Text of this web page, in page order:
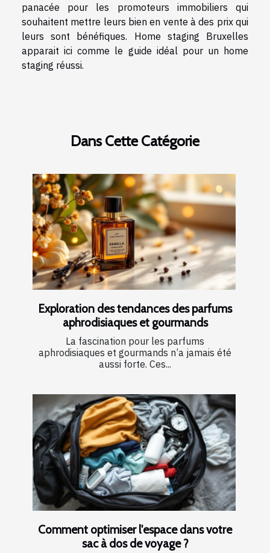
panacée pour les promoteurs immobiliers qui
souhaitent mettre leurs bien en vente à des prix qui
leurs sont bénéfiques. Home staging Bruxelles
apparait ici comme le guide idéal pour un home
staging réussi.
Dans Cette Catégorie
Exploration des tendances des parfums
aphrodisiaques et gourmands
La fascination pour les parfums
aphrodisiaques et gourmands n’a jamais été
aussi forte. Ces...
Comment optimiser l'espace dans votre
sac à dos de voyage ?